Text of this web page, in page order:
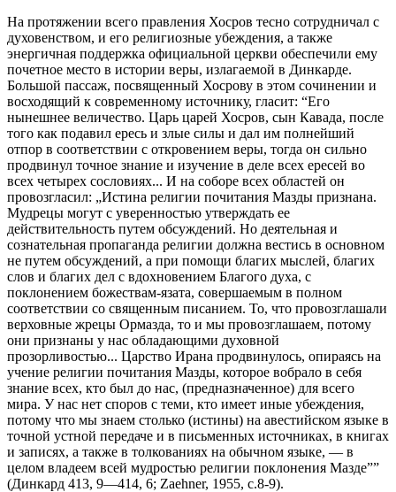
На протяжении всего правления Хосров тесно сотрудничал с
духовенством, и его религиозные убеждения, а также
энергичная поддержка официальной церкви обеспечили ему
почетное место в истории веры, излагаемой в Динкарде.
Большой пассаж, посвященный Хосрову в этом сочинении и
восходящий к современному источнику, гласит: “Его
нынешнее величество. Царь царей Хосров, сын Кавада, после
того как подавил ересь и злые силы и дал им полнейший
отпор в соответствии с откровением веры, тогда он сильно
продвинул точное знание и изучение в деле всех ересей во
всех четырех сословиях... И на соборе всех областей он
провозгласил: „Истина религии почитания Мазды признана.
Мудрецы могут с уверенностью утверждать ее
действительность путем обсуждений. Но деятельная и
сознательная пропаганда религии должна вестись в основном
не путем обсуждений, а при помощи благих мыслей, благих
слов и благих дел с вдохновением Благого духа, с
поклонением божествам-язата, совершаемым в полном
соответствии со священным писанием. То, что провозглашали
верховные жрецы Ормазда, то и мы провозглашаем, потому
они признаны у нас обладающими духовной
прозорливостью... Царство Ирана продвинулось, опираясь на
учение религии почитания Мазды, которое вобрало в себя
знание всех, кто был до нас, (предназначенное) для всего
мира. У нас нет споров с теми, кто имеет иные убеждения,
потому что мы знаем столько (истины) на авестийском языке в
точной устной передаче и в письменных источниках, в книгах
и записях, а также в толкованиях на обычном языке, — в
целом владеем всей мудростью религии поклонения Мазде””
(Динкард 413, 9—414, 6; Zaehner, 1955, с.8-9).